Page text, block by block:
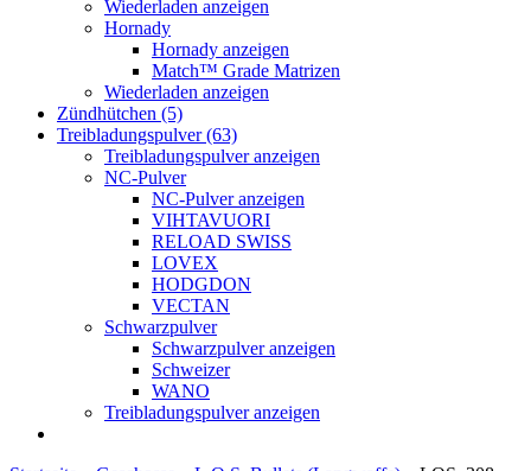
Wiederladen anzeigen
Hornady
Hornady anzeigen
Match™ Grade Matrizen
Wiederladen anzeigen
Zündhütchen (5)
Treibladungspulver (63)
Treibladungspulver anzeigen
NC-Pulver
NC-Pulver anzeigen
VIHTAVUORI
RELOAD SWISS
LOVEX
HODGDON
VECTAN
Schwarzpulver
Schwarzpulver anzeigen
Schweizer
WANO
Treibladungspulver anzeigen